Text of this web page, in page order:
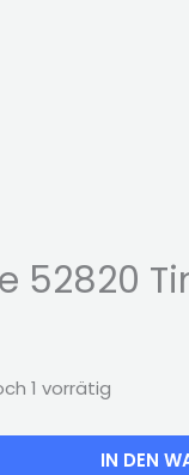
52820
1 vorrätig
IN DEN